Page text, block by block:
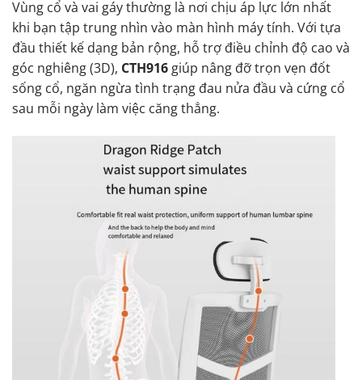
Vùng cổ và vai gáy thường là nơi chịu áp lực lớn nhất
khi bạn tập trung nhìn vào màn hình máy tính. Với tựa
đầu thiết kế dạng bản rộng, hỗ trợ điều chỉnh độ cao và
góc nghiêng (3D), CTH916 giúp nâng đỡ trọn vẹn đốt
sống cổ, ngăn ngừa tình trạng đau nửa đầu và cứng cổ
sau mỗi ngày làm việc căng thẳng.